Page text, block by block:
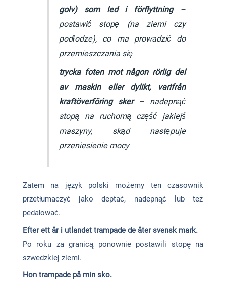
golv) som led i förflyttning–
postawić stopę (na ziemi czy
podłodze), co ma prowadzić do
przemieszczania się
trycka foten mot någon rörlig del
av maskin eller dylikt, var­ifrån
kraft­överföring sker – nadepnąć
stopą na ruchomą część jakiejś
maszyny, skąd następuje
przeniesienie mocy
Zatem na język polski możemy ten czasownik
przetłumaczyć jako deptać, nadepnąć lub też
pedałować.
Efter ett år i utlandet trampade de åter svensk mark.
Po roku za granicą ponownie postawili stopę na
szwedzkiej ziemi.
Hon trampade på min sko.